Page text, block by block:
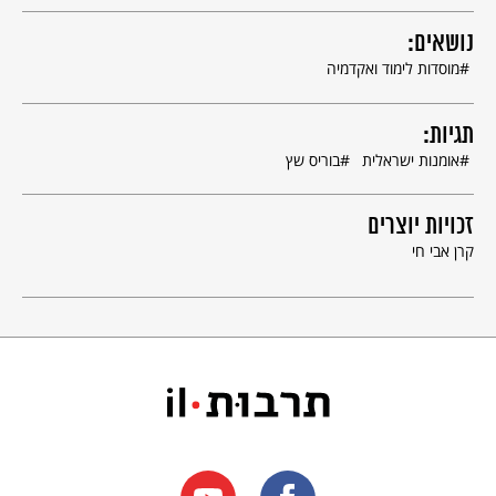
בברלין הכיר שץ את ד"ר פרנץ אופנהיימר ואת פרופ' אוטו ורבורג -
שני פעילים ציונים מרכזיים - ואלו הצטרפו בהתלהבות ליוזמתו.
המבנה הראשון של בצלאל היה ברחוב החבשים (היום - רח' אתיופיה
מס' 8). שץ תכנן להקים את בצלאל במקום שבו עומד היום מוזיאון
ובהם נחום גוטמן, ראובן רובין, יחזקאל שטרייכמן ומשה קסטל - שהיו
לבולטים באמנים הישראלים כעבור זמן.
מתוצרת בצלאל.
ולעיצוב השוכנת על הר הצופים בירושלים. הבניין הישן של בצלאל
נושאים:
מוסדות לימוד ואקדמיה
תגיות:
אומנות ישראלית בוריס שץ
זכויות יוצרים
קרן אבי חי